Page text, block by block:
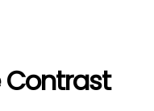
Contrast